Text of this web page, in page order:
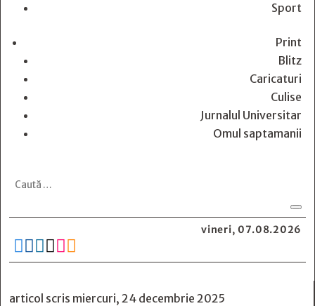
Sport
Print
Blitz
Caricaturi
Culise
Jurnalul Universitar
Omul saptamanii
vineri, 07.08.2026
     
articol scris miercuri, 24 decembrie 2025